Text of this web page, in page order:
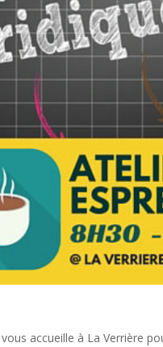
accueille à La Verrière